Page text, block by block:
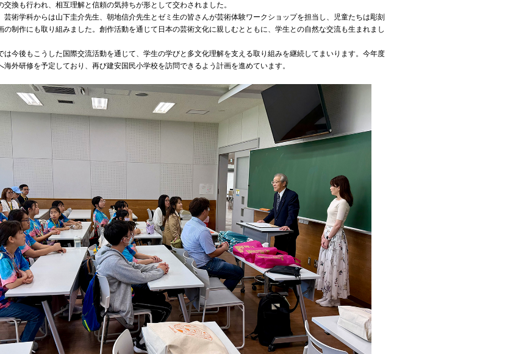
交換も行われ、相互理解と信頼の気持ちが形として交わされました。
術学科からは山下圭介先生、朝地信介先生とゼミ生の皆さんが芸術体験ワークショップを担当し、児童たちは彫刻
の制作にも取り組みました。創作活動を通じて日本の芸術文化に親しむとともに、学生との自然な交流も生まれまし
今後もこうした国際交流活動を通じて、学生の学びと多文化理解を支える取り組みを継続してまいります。今年度
海外研修を予定しており、再び建安国民小学校を訪問できるよう計画を進めています。